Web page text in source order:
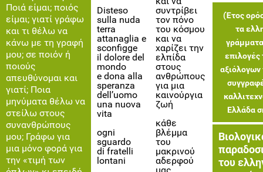
Ποιά είμαι; ποιός
είμαι; γιατί γράφω
και τι θέλω να
κάνω με τη γραφή
μου; σε ποιόν ή
ποιούς
απευθύνομαι και
γιατί; Ποια
μηνύματα θέλω να
στείλω στους
συνανθρώπους
μου; Γράφω για
μια μόνο φορά για
την «τιμή των
Disteso
sulla nuda
terra
attanaglia e
sconfigge
il dolore del
mondo
e dona alla
speranza
dell’uomo
una nuova
vita
ogni
sguardo
di fratelli
lontani
συντρίβει
τον πόνο
του κόσμου
και να
χαρίζει την
ελπίδα
στους
ανθρώπους
για μια
καινούργια
ζωή
κάθε
βλέμμα
του
μακρινού
αδερφού
(Έτος
τα
επιλογές
αξιόλογων
Ελλάδα
του